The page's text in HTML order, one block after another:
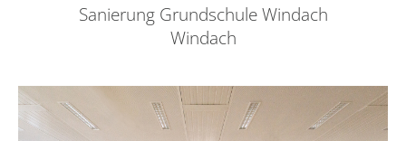
Sanierung Grundschule Windach
Windach